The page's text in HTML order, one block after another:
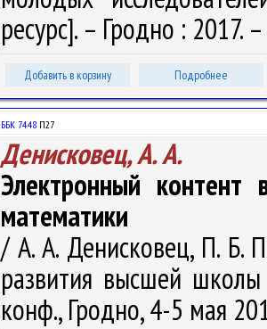
ресурс]. – Гродно : 2017.
Добавить в корзину Подробнее
ББК 74.48 П27
Денисковец, А. А.
Электронный контент
математики
/ А. А. Денисковец, П. Б.
развития высшей
конф., Гродно, 4-5 мая